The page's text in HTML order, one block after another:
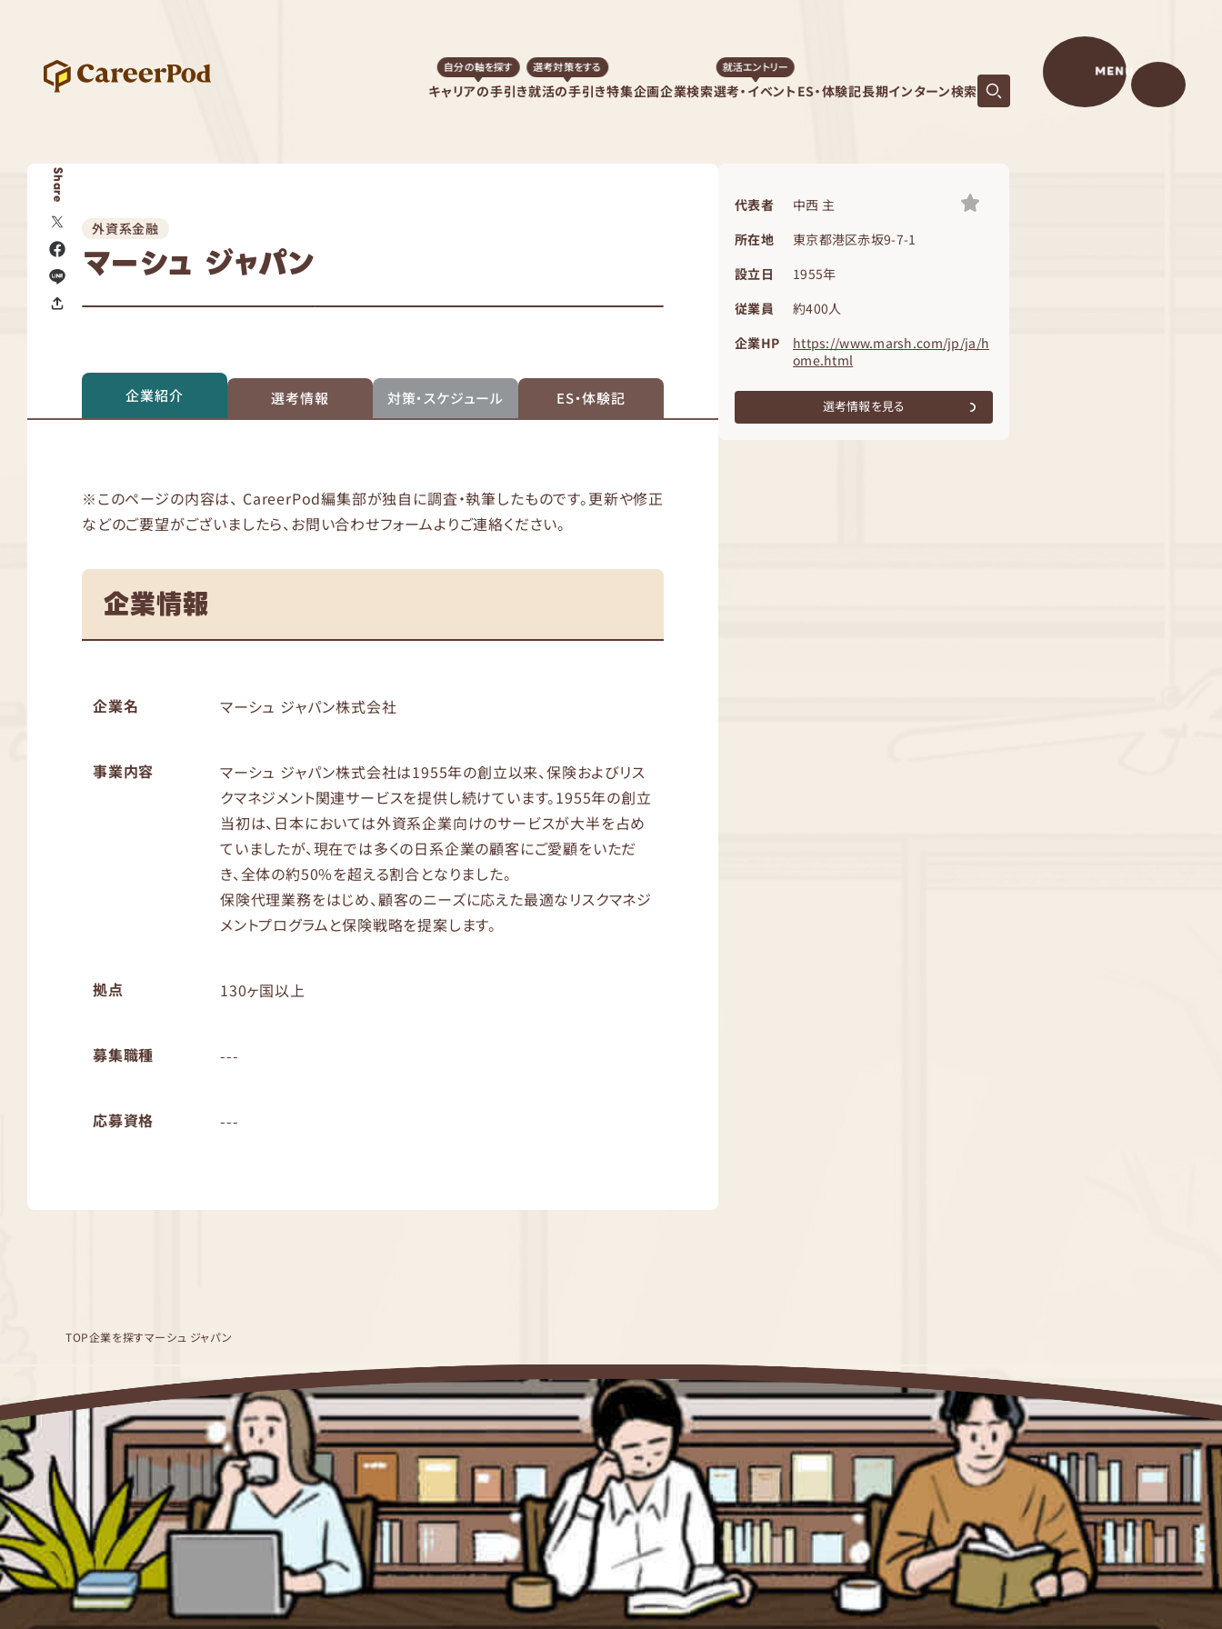
キャリアの手引き
自分の軸を探す
就活の手引き
選考対策をする
特集企画企業検索選考・イベント
就活エントリー
ES・体験記長期インターン検索
MENU
Share
外資系金融
マーシュ ジャパン
企業紹介 選考情報 対策・スケジュール ES・体験記
※このページの内容は、 CareerPod編集部が独自に調査・執筆したものです。更新や修正
などのご要望がございましたら、お問い合わせフォームよりご連絡ください。
企業情報
企業名 マーシュ ジャパン株式会社
事業内容
マーシュ ジャパン株式会社は1955年の創立以来、保険およびリス
クマネジメント関連サービスを提供し続けています。1955年の創立
当初は、日本においては外資系企業向けのサービスが大半を占め
ていましたが、現在では多くの日系企業の顧客にご愛顧をいただ
き、全体の約50%を超える割合となりました。
保険代理業務をはじめ、顧客のニーズに応えた最適なリスクマネジ
メントプログラムと保険戦略を提案します。
拠点 130ヶ国以上
募集職種 ---
応募資格 ---
代表者
中西 主
所在地
東京都港区赤坂9-7-1
設立日
1955年
従業員
約400人
企業HP
https://www.marsh.com/jp/ja/h
ome.html
選考情報を見る
TOP企業を探すマーシュ ジャパン